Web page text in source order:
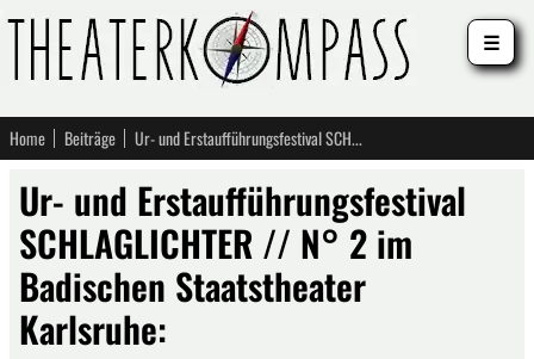
Home Beiträge Ur- und Erstaufführungsfestival SCHLAGLICHTER // N° 2 im Badischen Staatstheater Karlsruhe:
Ur- und Erstaufführungsfestival
SCHLAGLICHTER // N° 2 im
Badischen Staatstheater
Karlsruhe:
☰